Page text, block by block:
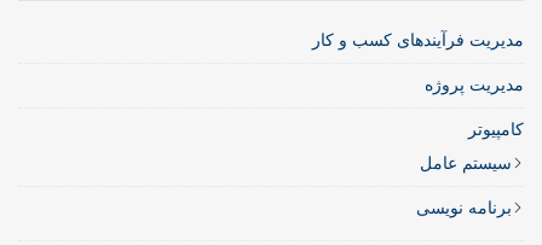
مدیریت فرآیندهای کسب و کار
مدیریت پروژه
کامپیوتر
سیستم عامل
برنامه نویسی